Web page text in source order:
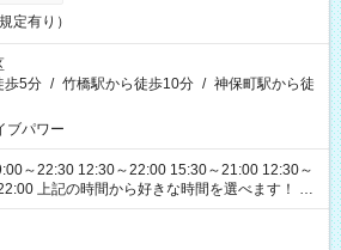
定有り）
歩5分 / 竹橋駅から徒歩10分 / 神保町駅から徒
ブパワー
～22:30 12:30～22:00 15:30～21:00 12:30～
選べます！ ※
る可能性があります